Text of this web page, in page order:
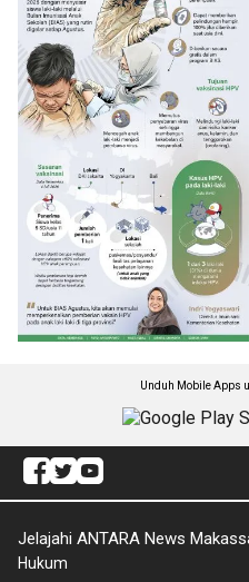
Unduh Mobile Apps
Jelajahi ANTARA News
Hukum